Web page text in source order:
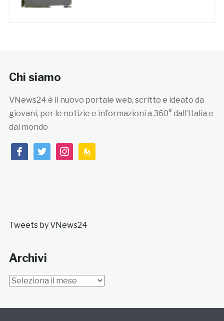
Chi siamo
VNews24 è il nuovo portale web, scritto e ideato da
giovani, per le notizie e informazioni a 360° dall’Italia e
dal mondo
facebooktwitterinstagramfeedburner
Tweets by VNews24
Archivi
Archivi